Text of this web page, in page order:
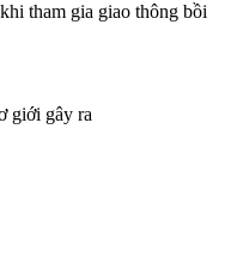
tham gia giao thông bồi
giới gây ra